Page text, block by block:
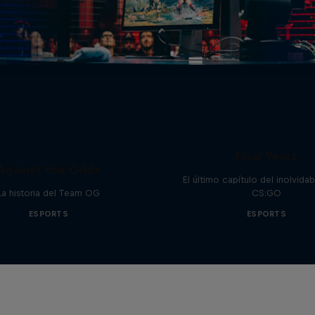
historia del Team OG
ESPORTS
El último capítulo del
CS:GO
ESPORTS